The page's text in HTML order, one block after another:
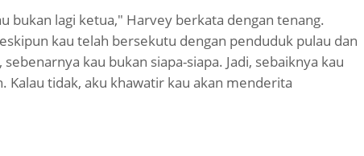
bukan lagi ketua," Harvey berkata dengan tenang.
kau telah bersekutu dengan penduduk pulau dan
kau bukan siapa-siapa. Jadi, sebaiknya kau
Kalau tidak, aku khawatir kau akan menderita